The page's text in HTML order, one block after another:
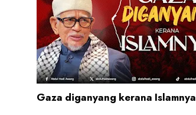
Gaza diganyang kerana Islamnya